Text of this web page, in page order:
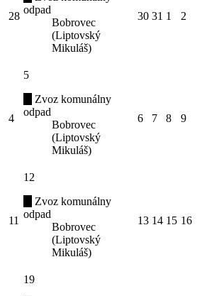
28
odpad
Bobrovec
(Liptovský
Mikuláš)
30 31 1 2
4
5
Zvoz komunálny
odpad
Bobrovec
(Liptovský
Mikuláš)
6 7 8 9
11
12
Zvoz komunálny
odpad
Bobrovec
(Liptovský
Mikuláš)
13 14 15 16
19